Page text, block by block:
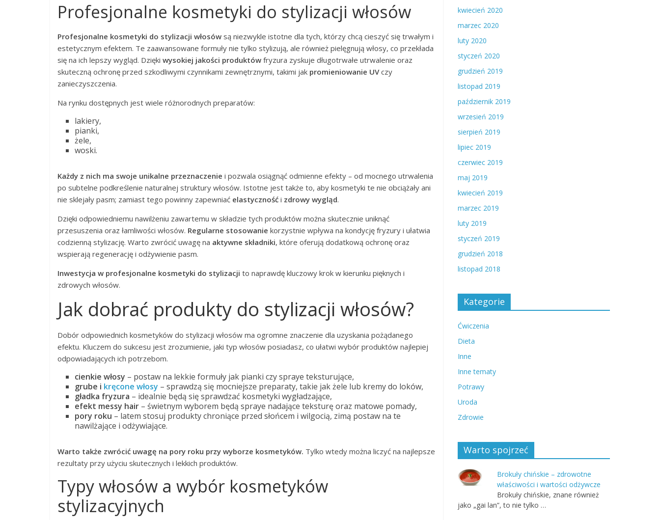
Profesjonalne kosmetyki do stylizacji włosów
Profesjonalne kosmetyki do stylizacji włosów są niezwykle istotne dla tych, którzy chcą cieszyć się trwałym i
estetycznym efektem. Te zaawansowane formuły nie tylko stylizują, ale również pielęgnują włosy, co przekłada
się na ich lepszy wygląd. Dzięki wysokiej jakości produktów fryzura zyskuje długotrwałe utrwalenie oraz
skuteczną ochronę przed szkodliwymi czynnikami zewnętrznymi, takimi jak promieniowanie UVczy
zanieczyszczenia.
Na rynku dostępnych jest wiele różnorodnych preparatów:
lakiery,
pianki,
żele,
woski.
Każdy z nich ma swoje unikalne przeznaczenie i pozwala osiągnąć odmienne efekty – od mocnego utrwalenia
po subtelne podkreślenie naturalnej struktury włosów. Istotne jest także to, aby kosmetyki te nie obciążały ani
nie sklejały pasm; zamiast tego powinny zapewniać elastyczność i zdrowy wygląd.
Dzięki odpowiedniemu nawilżeniu zawartemu w składzie tych produktów można skutecznie uniknąć
przesuszenia oraz łamliwości włosów. Regularne stosowanie korzystnie wpływa na kondycję fryzury i ułatwia
codzienną stylizację. Warto zwrócić uwagę na aktywne składniki, które oferują dodatkową ochronę oraz
wspierają regenerację i odżywienie pasm.
Inwestycja w profesjonalne kosmetyki do stylizacji to naprawdę kluczowy krok w kierunku pięknych i
zdrowych włosów.
Jak dobrać produkty do stylizacji włosów?
Dobór odpowiednich kosmetyków do stylizacji włosów ma ogromne znaczenie dla uzyskania pożądanego
efektu. Kluczem do sukcesu jest zrozumienie, jaki typ włosów posiadasz, co ułatwi wybór produktów najlepiej
odpowiadających ich potrzebom.
cienkie włosy – postaw na lekkie formuły jak pianki czy spraye teksturujące,
grube i kręcone włosy – sprawdzą się mocniejsze preparaty, takie jak żele lub kremy do loków,
gładka fryzura – idealnie będą się sprawdzać kosmetyki wygładzające,
efekt messy hair – świetnym wyborem będą spraye nadające teksturę oraz matowe pomady,
pory roku – latem stosuj produkty chroniące przed słońcem i wilgocią, zimą postaw na te
nawilżające i odżywiające.
Warto także zwrócić uwagę na pory roku przy wyborze kosmetyków. Tylko wtedy można liczyć na najlepsze
rezultaty przy użyciu skutecznych i lekkich produktów.
Typy włosów a wybór kosmetyków
stylizacyjnych
kwiecień 2020
marzec 2020
luty 2020
styczeń 2020
grudzień 2019
listopad 2019
październik 2019
wrzesień 2019
sierpień 2019
lipiec 2019
czerwiec 2019
maj 2019
kwiecień 2019
marzec 2019
luty 2019
styczeń 2019
grudzień 2018
listopad 2018
Kategorie
Ćwiczenia
Dieta
Inne
Inne tematy
Potrawy
Uroda
Zdrowie
Warto spojrzeć
Brokuły chińskie – zdrowotne
właściwości i wartości odżywcze
Brokuły chińskie, znane również
jako „gai lan”, to nie tylko …